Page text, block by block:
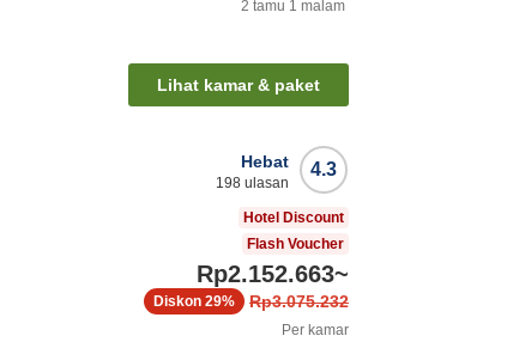
2 tamu 1 malam
Lihat kamar & paket
4.3
Hebat
198 ulasan
Hotel Discount
Flash Voucher
Rp2.152.663~
Rp3.075.232
Diskon 29%
Per kamar